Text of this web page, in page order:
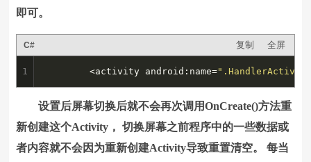
即可。
C# 复制 全屏
1
		<activity android:name=
设置后屏幕切换后就不会再次调用OnCreate()方法重
新创建这个Activity， 切换屏幕之前程序中的一些数据或
者内容就不会因为重新创建Activity导致重置清空。 每当